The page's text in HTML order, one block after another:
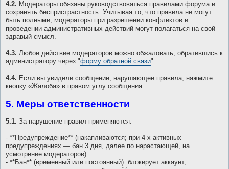
4.2. Модераторы обязаны руководствоваться правилами форума и
сохранять беспристрастность. Учитывая то, что правила не могут
быть полными, модераторы при разрешении конфликтов и
проведении административных действий могут полагаться на свой
здравый смысл.
4.3. Любое действие модераторов можно обжаловать, обратившись к
администратору через "форму обратной связи"
4.4. Если вы увидели сообщение, нарушающее правила, нажмите
кнопку «Жалоба» в правом углу сообщения.
5. Меры ответственности
5.1. За нарушение правил применяются:
- **Предупреждение** (накапливаются; при 4-х активных
предупреждениях — бан 3 дня, далее по нарастающей, на
усмотрение модераторов).
- **Бан** (временный или постоянный): блокирует аккаунт,